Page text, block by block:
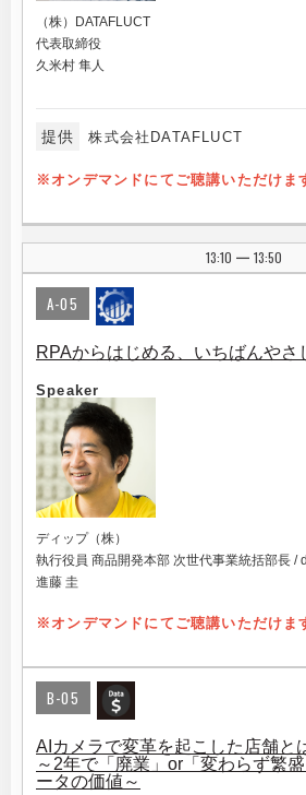
（株）DATAFLUCT
代表取締役
久米村 隼人
提供 株式会社DATAFLUCT
※オンデマンドにてご聴講いただけま
13:10 | 13:50
A-05
RPAからはじめる、いちばんやさ
Speaker
ディップ（株）
執行役員 商品開発本部 次世代事業統括部長 /
進藤 圭
※オンデマンドにてご聴講いただけま
B-05
AIカメラで変革を起こした店舗と
～2年で「廃業」or「変わらず繁
ータの価値～